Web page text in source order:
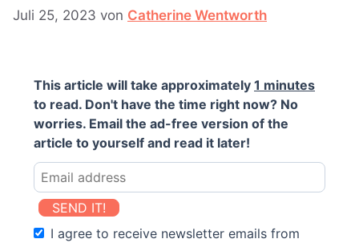
Juli 25, 2023 von Catherine Wentworth
This article will take approximately 1 minutes
to read. Don't have the time right now? No
worries. Email the ad-free version of the
article to yourself and read it later!
SEND IT!
I agree to receive newsletter emails from